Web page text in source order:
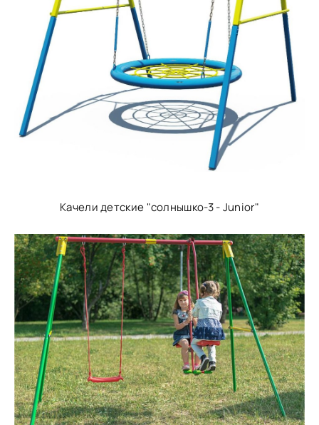
Качели детские "солнышко-3 - Junior"